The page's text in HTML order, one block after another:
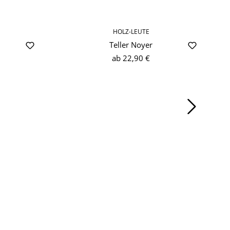
HOLZ-LEUTE
Teller Noyer
ab 22,90 €